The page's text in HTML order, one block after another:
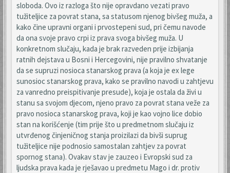
sloboda. Ovo iz razloga što nije opravdano vezati pravo
tužiteljice za povrat stana, sa statusom njenog bivšeg muža, a
kako čine upravni organi i prvostepeni sud, pri čemu navode
da ona svoje pravo crpi iz prava svoga bivšeg muža. U
konkretnom slučaju, kada je brak razveden prije izbijanja
ratnih dejstava u Bosni i Hercegovini, nije pravilno shvatanje
da se supruzi nosioca stanarskog prava (a koja je ex lege
sunosioc stanarskog prava, kako se pravilno navodi u zahtjevu
za vanredno preispitivanje presude), koja je ostala da živi u
stanu sa svojom djecom, njeno pravo za povrat stana veže za
pravo nosioca stanarskog prava, koji je kao vojno lice dobio
stan na korišćenje (tim prije što u predmetnom slučaju iz
utvrđenog činjeničnog stanja proizilazi da bivši suprug
tužiteljice nije podnosio samostalan zahtjev za povrat
spornog stana). Ovakav stav je zauzeo i Evropski sud za
ljudska prava kada je rješavao u predmetu Mago i dr. protiv